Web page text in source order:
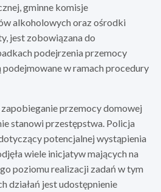
gminne komisje
alkoholowych oraz ośrodki
jest zobowiązana do
podejrzenia przemocy
podejmowane w ramach procedury
przemocy domowej
stanowi przestępstwa. Policja
potencjalnej wystąpienia
wiele inicjatyw mających na
poziomu realizacji zadań w tym
działań jest udostępnienie